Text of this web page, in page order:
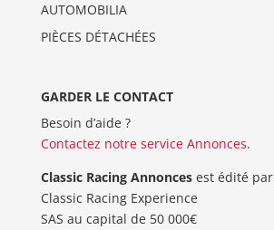
AUTOMOBILIA
PIÈCES DÉTACHÉES
GARDER LE CONTACT
Besoin d’aide ?
Contactez notre service Annonces.
Classic Racing Annoncesest édité par
Classic Racing Experience
SAS au capital de 50 000€